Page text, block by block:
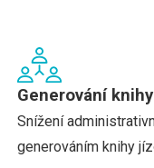
Generování
Snížení
generováním knihy